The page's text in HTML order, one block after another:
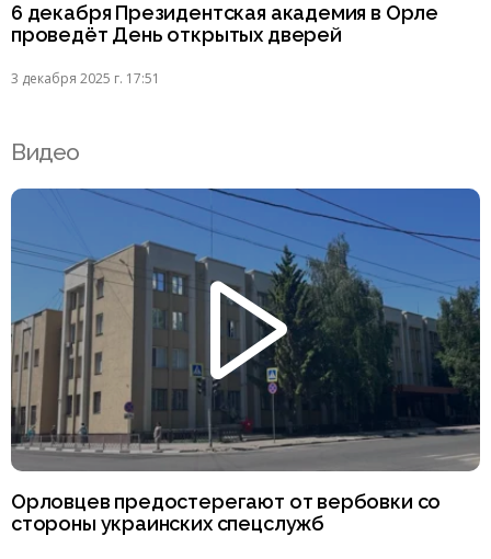
6 декабря Президентская академия в Орле
проведёт День открытых дверей
3 декабря 2025 г. 17:51
Видео
Орловцев предостерегают от вербовки со
стороны украинских спецслужб